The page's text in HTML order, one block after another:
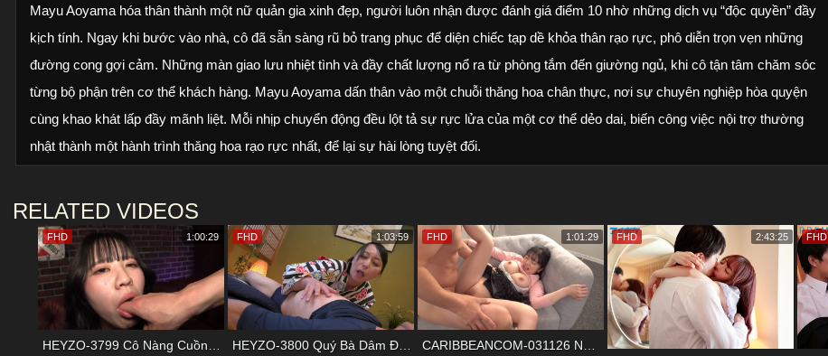
Mayu Aoyama hóa thân thành một nữ quản gia xinh đẹp, người luôn nhận được đánh giá điểm 10 nhờ những dịch vụ “độc quyền” đầy
kịch tính. Ngay khi bước vào nhà, cô đã sẵn sàng rũ bỏ trang phục để diện chiếc tạp dề khỏa thân rạo rực, phô diễn trọn vẹn những
đường cong gợi cảm. Những màn giao lưu nhiệt tình và đầy chất lượng nổ ra từ phòng tắm đến giường ngủ, khi cô tận tâm chăm sóc
từng bộ phận trên cơ thể khách hàng. Mayu Aoyama dấn thân vào một chuỗi thăng hoa chân thực, nơi sự chuyên nghiệp hòa quyện
cùng khao khát lấp đầy mãnh liệt. Mỗi nhịp chuyển động đều lột tả sự rực lửa của một cơ thể dẻo dai, biến công việc nội trợ thường
nhật thành một hành trình thăng hoa rạo rực nhất, để lại sự hài lòng tuyệt đối.
RELATED VIDEOS
FHD 1:00:29 FHD 1:03:59 FHD 1:01:29 FHD 2:43:25 FHD